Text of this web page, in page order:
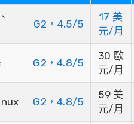
G2，4.5/5
17 美
元/月
G2，4.8/5
30 歐
元/月
G2，4.8/5
59 美
元/月